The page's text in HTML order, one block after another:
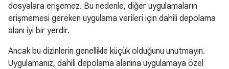
dosyalara erişemez. Bu nedenle, diğer uygulamaların
erişmemesi gereken uygulama verileri için dahili depolama
alanı iyi bir yerdir.
Ancak bu dizinlerin genellikle küçük olduğunu unutmayın.
Uygulamanız, dahili depolama alanına uygulamaya özel